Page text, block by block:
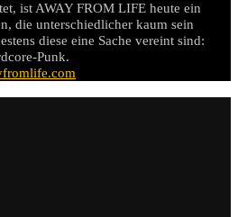
ist AWAY FROM LIFE heute ein
die unterschiedlicher kaum sein
diese eine Sache vereint sind:
Punk.